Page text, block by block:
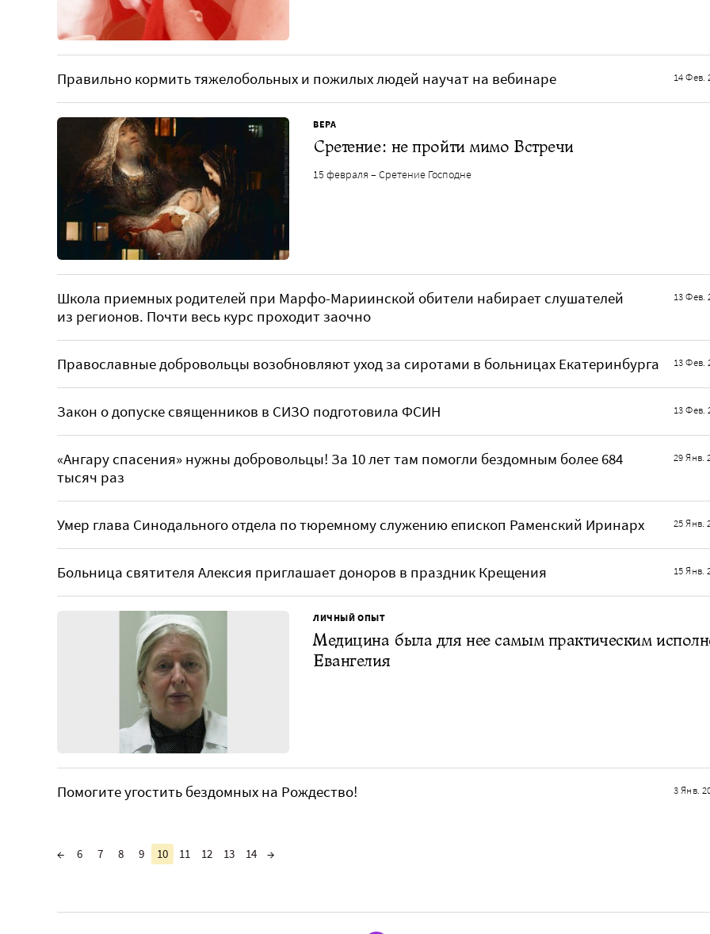
Правильно кормить тяжелобольных и пожилых людей научат на вебинаре 14 Фев.
ВЕРА
Сретение: не пройти мимо Встречи
15 февраля – Сретение Господне
Школа приемных родителей при Марфо-Мариинской обители набирает слушателей
из регионов. Почти весь курс проходит заочно
13 Фев.
Православные добровольцы возобновляют уход за сиротами в больницах Екатеринбурга 13 Фев.
Закон о допуске священников в СИЗО подготовила ФСИН 13 Фев.
«Ангару спасения» нужны добровольцы! За 10 лет там помогли бездомным более 684
тысяч раз
29 Янв.
Умер глава Синодального отдела по тюремному служению епископ Раменский Иринарх 25 Янв.
Больница святителя Алексия приглашает доноров в праздник Крещения 15 Янв.
ЛИЧНЫЙ ОПЫТ
Медицина была для нее самым практическим
Евангелия
Помогите угостить бездомных на Рождество! 3 Янв.
← 6 7 8 9 10 11 12 13 14 →